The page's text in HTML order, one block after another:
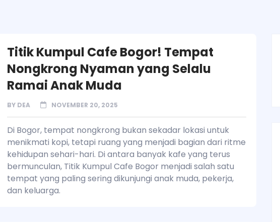
Titik Kumpul Cafe Bogor! Tempat
Nongkrong Nyaman yang Selalu
Ramai Anak Muda
BY DEA NOVEMBER 20, 2025
Di Bogor, tempat nongkrong bukan sekadar lokasi untuk
menikmati kopi, tetapi ruang yang menjadi bagian dari ritme
kehidupan sehari-hari. Di antara banyak kafe yang terus
bermunculan, Titik Kumpul Cafe Bogor menjadi salah satu
tempat yang paling sering dikunjungi anak muda, pekerja,
dan keluarga.